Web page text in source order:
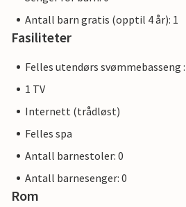
Antall barn gratis (opptil 4 år): 1
Fasiliteter
Felles utendørs svømmebasseng
1 TV
Internett (trådløst)
Felles spa
Antall barnestoler: 0
Antall barnesenger: 0
Rom